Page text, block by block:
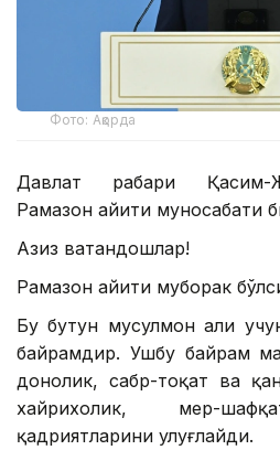
Фото: Ақорда
Давлат раҳбари Қасим-
Рамазон ҳайити муносабати
Азиз ватандошлар!
Рамазон ҳайити муборак
Бу бутун мусулмон аҳли
байрамдир. Ушбу байрам
донолик, сабр-тоқат ва
хайрихоҳлик, меҳр-
қадриятларини улуғлайди.